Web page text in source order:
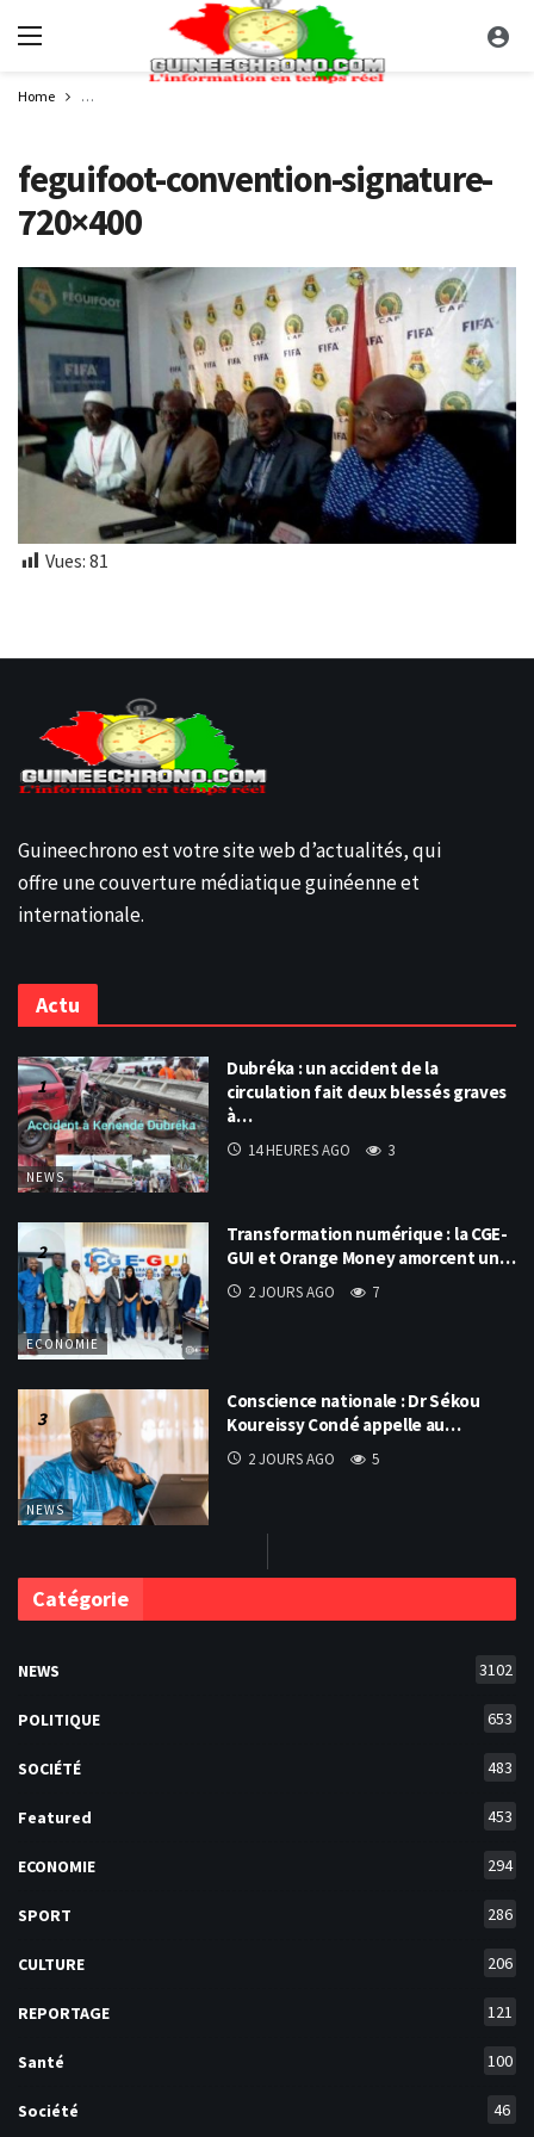
Home Feguifoot : Vers la réalisation de 25 terrains de football dans les 33
feguifoot-convention-signature-
720×400
Vues: 81
Guineechrono est votre site web d’actualités, qui
offre une couverture médiatique guinéenne et
internationale.
Actu
NEWS
Dubréka : un accident de la
circulation fait deux blessés graves
à…
14 HEURES AGO 3
ECONOMIE
Transformation numérique : la CGE-
GUI et Orange Money amorcent un…
2 JOURS AGO 7
NEWS
Conscience nationale : Dr Sékou
Koureissy Condé appelle au…
2 JOURS AGO 5
Catégorie
NEWS 3102
POLITIQUE 653
SOCIÉTÉ 483
Featured 453
ECONOMIE 294
SPORT 286
CULTURE 206
REPORTAGE 121
Santé 100
Société 46